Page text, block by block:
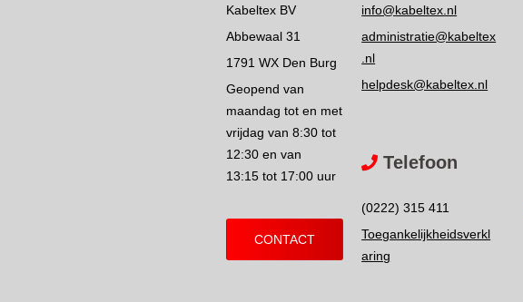
Kabeltex BV
Abbewaal 31
1791 WX Den Burg
Geopend van
maandag tot en met
vrijdag van 8:30 tot
12:30 en van
13:15 tot 17:00 uur
CONTACT
info@kabeltex.nl
administratie@kabeltex
.nl
helpdesk@kabeltex.nl
Telefoon
(0222) 315 411
Toegankelijkheidsverkl
aring